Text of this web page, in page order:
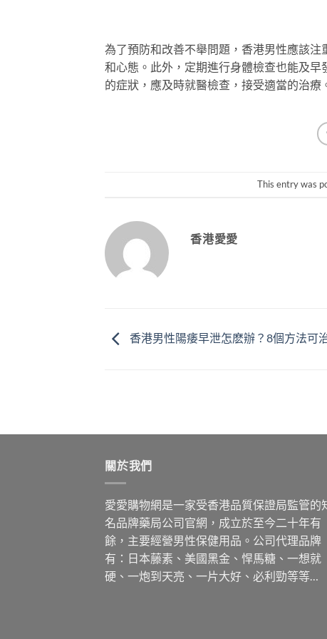
為了預防和改善不舉問題，香港男性應該
和心態。此外，定期進行身體檢查也能及
的症狀，應及時就醫檢查，接受適當的治療
This entry was
香港愛愛
香港男性陽痿早泄怎麽辦？8個方法可
關於我們
愛愛購物網是一家受香港品質保證局監管的
名品牌藥局公司官網，成立於至今二十年有
餘，主要經營男性保健用品。公司代理品牌
有：日本藤素、美國黑金、悍馬糖、一想就
硬、一炮到天亮、一片大好、必利勁等等…